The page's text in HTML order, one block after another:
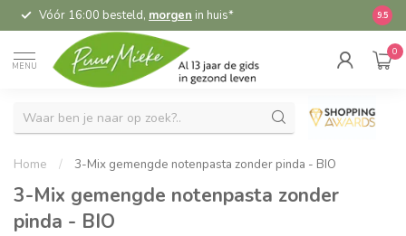
Vóór 16:00 besteld, morgen in huis* 9.5
MENU
0
Home / 3-Mix gemengde notenpasta zonder pinda - BIO
3-Mix gemengde notenpasta zonder
pinda - BIO